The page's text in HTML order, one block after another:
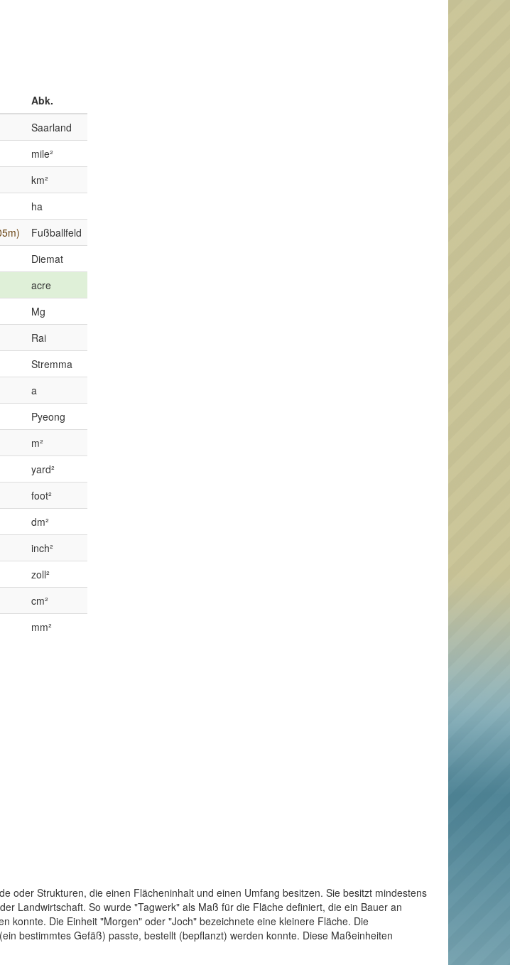
Abk.
Saarland
mile²
km²
ha
Fußballfeld
Diemat
acre
Mg
Rai
Stremma
a
Pyeong
m²
yard²
foot²
dm²
inch²
zoll²
cm²
mm²
oder Strukturen, die einen Flächeninhalt und einen Umfang besitzen. Sie besitzt mindestens
Landwirtschaft. So wurde "Tagwerk" als Maß für die Fläche definiert, die ein Bauer an
konnte. Die Einheit "Morgen" oder "Joch" bezeichnete eine kleinere Fläche. Die
bestimmtes Gefäß) passte, bestellt (bepflanzt) werden konnte. Diese Maßeinheiten